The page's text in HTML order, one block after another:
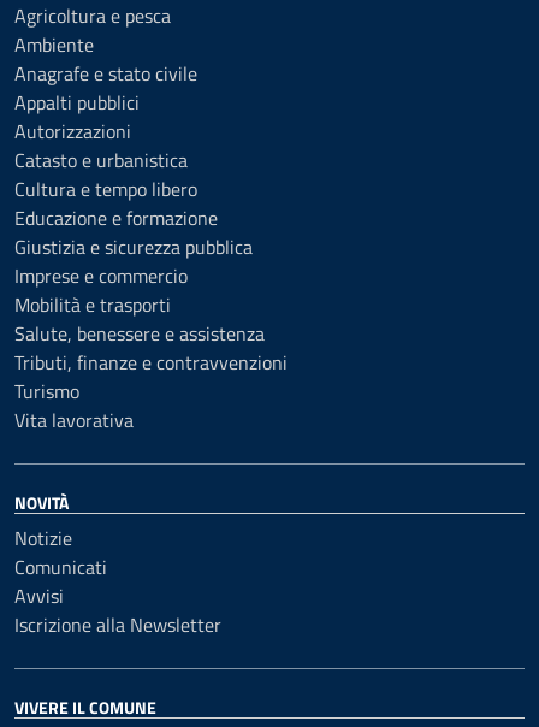
Agricoltura e pesca
Ambiente
Anagrafe e stato civile
Appalti pubblici
Autorizzazioni
Catasto e urbanistica
Cultura e tempo libero
Educazione e formazione
Giustizia e sicurezza pubblica
Imprese e commercio
Mobilità e trasporti
Salute, benessere e assistenza
Tributi, finanze e contravvenzioni
Turismo
Vita lavorativa
NOVITÀ
Notizie
Comunicati
Avvisi
Iscrizione alla Newsletter
VIVERE IL COMUNE